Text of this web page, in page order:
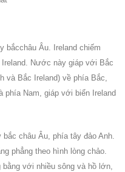
bắcchâu Âu. Ireland chiếm
Nước này giáp với Bắc
và Bắc Ireland) về phía Bắc,
Nam, giáp với biển Ireland
bắc châu Âu, phía tây đảo Anh.
phẳng theo hình lòng chảo.
bằng với nhiều sông và hồ lớn,